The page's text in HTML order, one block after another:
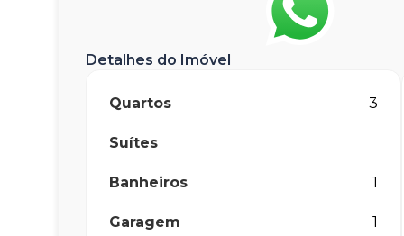
Detalhes do Imóvel
Quartos 3
Suítes
Banheiros 1
Garagem 1